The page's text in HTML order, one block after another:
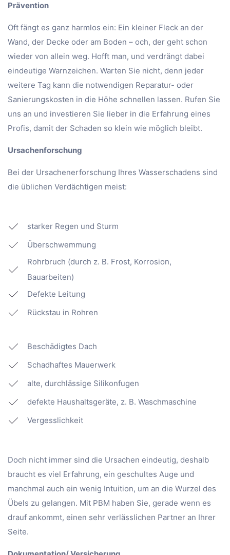
Prävention
Oft fängt es ganz harmlos ein: Ein kleiner Fleck an der
Wand, der Decke oder am Boden – och, der geht schon
wieder von allein weg. Hofft man, und verdrängt dabei
eindeutige Warnzeichen. Warten Sie nicht, denn jeder
weitere Tag kann die notwendigen Reparatur- oder
Sanierungskosten in die Höhe schnellen lassen. Rufen Sie
uns an und investieren Sie lieber in die Erfahrung eines
Profis, damit der Schaden so klein wie möglich bleibt.
Ursachenforschung
Bei der Ursachenerforschung Ihres Wasserschadens sind
die üblichen Verdächtigen meist:
starker Regen und Sturm
Überschwemmung
Rohrbruch (durch z. B. Frost, Korrosion,
Bauarbeiten)
Defekte Leitung
Rückstau in Rohren
Beschädigtes Dach
Schadhaftes Mauerwerk
alte, durchlässige Silikonfugen
defekte Haushaltsgeräte, z. B. Waschmaschine
Vergesslichkeit
Doch nicht immer sind die Ursachen eindeutig, deshalb
braucht es viel Erfahrung, ein geschultes Auge und
manchmal auch ein wenig Intuition, um an die Wurzel des
Übels zu gelangen. Mit PBM haben Sie, gerade wenn es
drauf ankommt, einen sehr verlässlichen Partner an Ihrer
Seite.